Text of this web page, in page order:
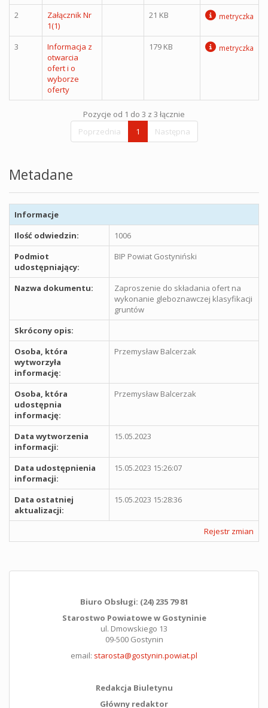
2
Załącznik Nr
1(1)
21 KB metryczka
3
Informacja z
otwarcia
ofert i o
wyborze
oferty
179 KB metryczka
Pozycje od 1 do 3 z 3 łącznie
Poprzednia
1 Następna
Metadane
Informacje
Ilość odwiedzin:
1006
Podmiot
udostępniający:
BIP Powiat Gostyniński
Nazwa dokumentu:
Zaproszenie do składania ofert na
wykonanie gleboznawczej klasyfikacji
gruntów
Skrócony opis:
Osoba, która
wytworzyła
informację:
Przemysław Balcerzak
Osoba, która
udostępnia
informację:
Przemysław Balcerzak
Data wytworzenia
informacji:
15.05.2023
Data udostępnienia
informacji:
15.05.2023 15:26:07
Data ostatniej
aktualizacji:
15.05.2023 15:28:36
Rejestr zmian
Biuro Obsługi: (24) 235 79 81
Starostwo Powiatowe w Gostyninie
ul. Dmowskiego 13
09-500 Gostynin
email: starosta@gostynin.powiat.pl
Redakcja Biuletynu
Główny redaktor